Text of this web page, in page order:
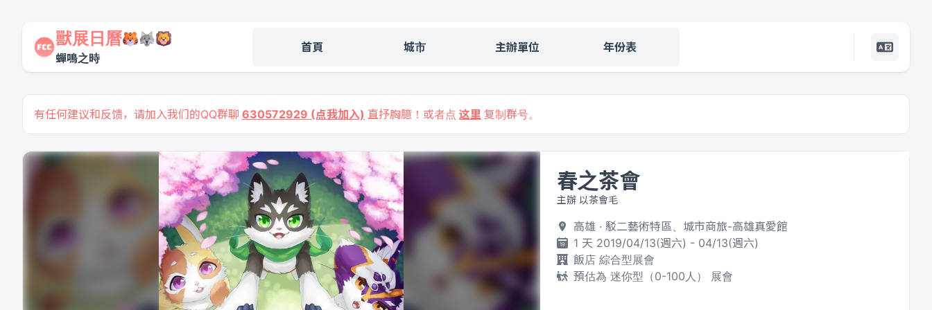
獸展日曆
蟬鳴之時
首頁 城市 主辦單位 年份表
有任何建议和反馈，请加入我们的QQ群聊 630572929 (点我加入) 直抒胸臆！或者点 这里 复制群号。
春之茶會
主辦 以茶會毛
高雄 · 駁二藝術特區、城市商旅-高雄真愛館
1 天 2019/04/13(週六) - 04/13(週六)
飯店 綜合型展會
預估為 迷你型（0-100人） 展會